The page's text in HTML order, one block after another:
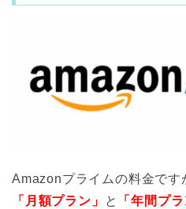
Amazonプライムの料金です
「月額プラン」
と 「年間プ